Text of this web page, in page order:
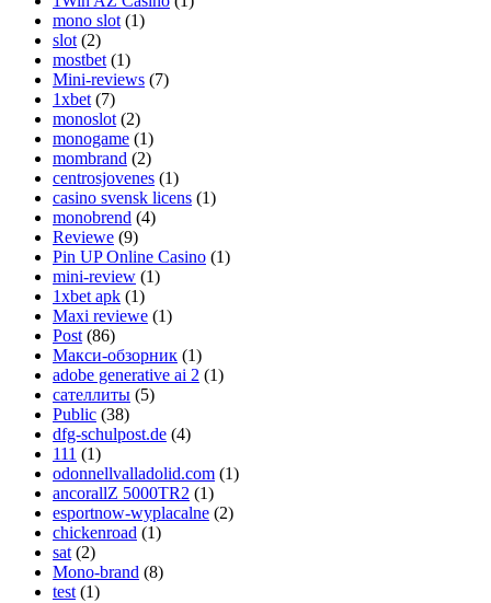
mono slot (1)
slot (2)
mostbet (1)
Mini-reviews (7)
1xbet (7)
monoslot (2)
monogame (1)
mombrand (2)
centrosjovenes (1)
casino svensk licens (1)
monobrend (4)
Reviewe (9)
Pin UP Online Casino (1)
mini-review (1)
1xbet apk (1)
Maxi reviewe (1)
Post (86)
Макси-обзорник (1)
adobe generative ai 2 (1)
сателлиты (5)
Public (38)
dfg-schulpost.de (4)
111 (1)
odonnellvalladolid.com (1)
ancorallZ 5000TR2 (1)
esportnow-wyplacalne (2)
chickenroad (1)
sat (2)
Mono-brand (8)
test (1)